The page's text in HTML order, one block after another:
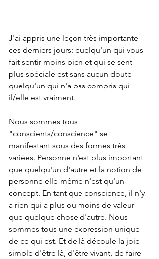
J'ai appris une leçon très importante
ces derniers jours: quelqu'un qui vous
fait sentir moins bien et qui se sent
plus spéciale est sans aucun doute
quelqu'un qui n'a pas compris qui
il/elle est vraiment.
Nous sommes tous
"conscients/conscience" se
manifestant sous des formes très
variées. Personne n'est plus important
que quelqu'un d'autre et la notion de
personne elle-même n'est qu'un
concept. En tant que conscience, il n'y
a rien qui a plus ou moins de valeur
que quelque chose d'autre. Nous
sommes tous une expression unique
de ce qui est. Et de là découle la joie
simple d'être là, d'être vivant, de faire